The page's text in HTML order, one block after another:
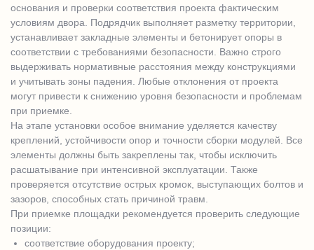
основания и проверки соответствия проекта фактическим
условиям двора. Подрядчик выполняет разметку территории,
устанавливает закладные элементы и бетонирует опоры в
соответствии с требованиями безопасности. Важно строго
выдерживать нормативные расстояния между конструкциями
и учитывать зоны падения. Любые отклонения от проекта
могут привести к снижению уровня безопасности и проблемам
при приемке.
На этапе установки особое внимание уделяется качеству
креплений, устойчивости опор и точности сборки модулей. Все
элементы должны быть закреплены так, чтобы исключить
расшатывание при интенсивной эксплуатации. Также
проверяется отсутствие острых кромок, выступающих болтов и
зазоров, способных стать причиной травм.
При приемке площадки рекомендуется проверить следующие
позиции:
соответствие оборудования проекту;